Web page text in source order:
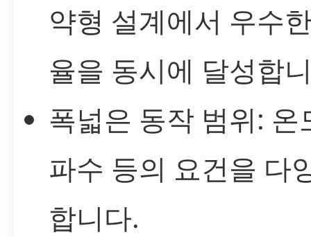
약형 설계에서 우수
율을 동시에 달성합
폭넓은 동작 범위: 온
파수 등의 요건을 다
합니다.